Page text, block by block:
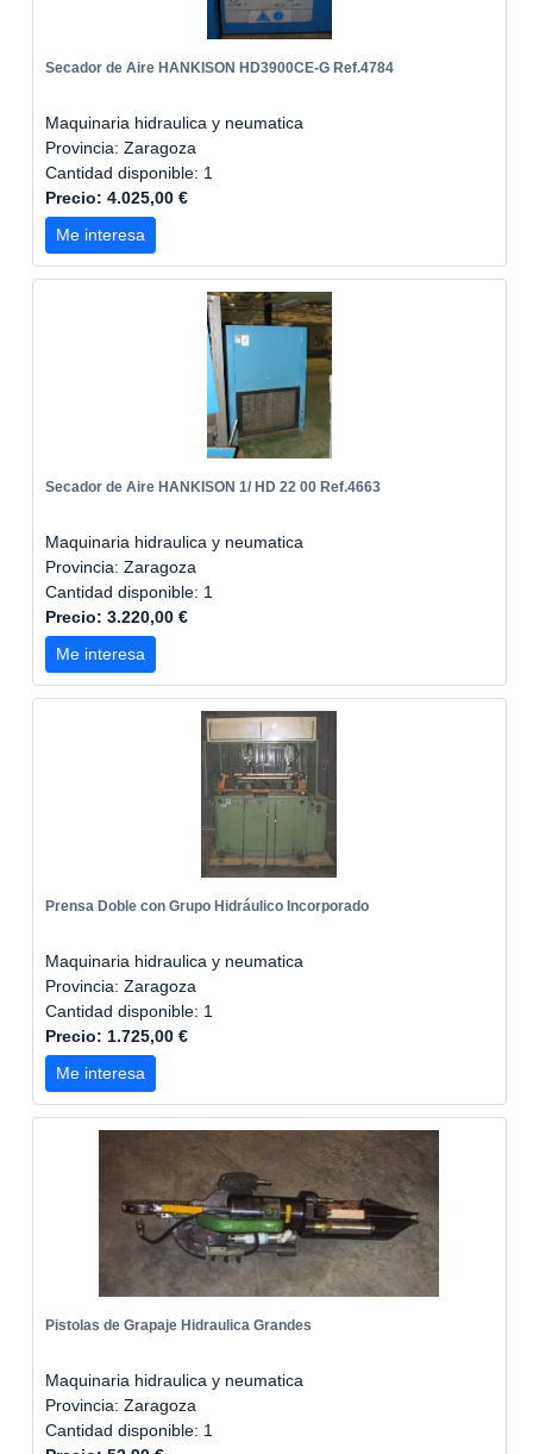
Secador de Aire HANKISON HD3900CE-G Ref.4784
Maquinaria hidraulica y neumatica
Provincia: Zaragoza
Cantidad disponible: 1
Precio: 4.025,00 €
Me interesa
Secador de Aire HANKISON 1/ HD 22 00 Ref.4663
Maquinaria hidraulica y neumatica
Provincia: Zaragoza
Cantidad disponible: 1
Precio: 3.220,00 €
Me interesa
Prensa Doble con Grupo Hidráulico Incorporado
Maquinaria hidraulica y neumatica
Provincia: Zaragoza
Cantidad disponible: 1
Precio: 1.725,00 €
Me interesa
Pistolas de Grapaje Hidraulica Grandes
Maquinaria hidraulica y neumatica
Provincia: Zaragoza
Cantidad disponible: 1